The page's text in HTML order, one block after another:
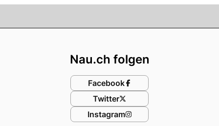
Nau.ch folgen
Facebook
Twitter
Instagram